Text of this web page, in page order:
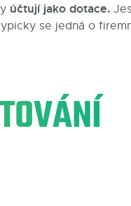
účtují jako dotace.
se jedná o